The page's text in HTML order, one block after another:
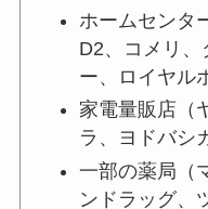
ホームセンタ
D2、コメリ、
ー、ロイヤル
家電量販店（
ラ、ヨドバシ
一部の薬局（
ンドラッグ、